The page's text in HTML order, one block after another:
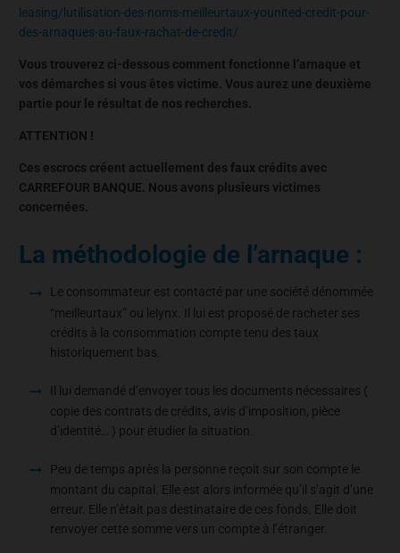
leasing/lutilisation-des-noms-meilleurtaux-younited-credit-pour-
des-arnaques-au-faux-rachat-de-credit/
Vous trouverez ci-dessous comment fonctionne l’arnaque et
vos démarches si vous êtes victime. Vous aurez une deuxième
partie pour le résultat de nos recherches.
ATTENTION !
Ces escrocs créent actuellement des faux crédits avec
CARREFOUR BANQUE. Nous avons plusieurs victimes
concernées.
La méthodologie de l’arnaque :
Le consommateur est contacté par une société dénommée
“meilleurtaux” ou lelynx. Il lui est proposé de racheter ses
crédits à la consommation compte tenu des taux
historiquement bas.
Il lui demandé d’envoyer tous les documents nécessaires (
copie des contrats de crédits, avis d’imposition, pièce
d’identité… ) pour étudier la situation.
Peu de temps après la personne reçoit sur son compte le
montant du capital. Elle est alors informée qu’il s’agit d’une
erreur. Elle n’était pas destinataire de ces fonds. Elle doit
renvoyer cette somme vers un compte à l’étranger.